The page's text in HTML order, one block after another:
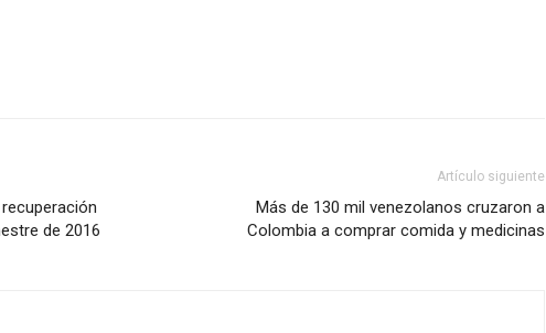
de 2016
Artículo siguiente
Más de 130 mil venezolanos cruzaron a
Colombia a comprar comida y medicinas